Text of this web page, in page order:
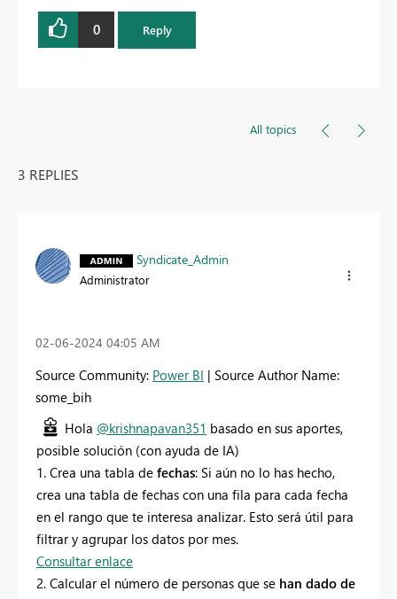
0 Reply
All topics
3 REPLIES
Syndicate_Admin
Administrator
‎02-06-2024 04:05 AM
Source Community: Power BI | Source Author Name:
some_bih
Hola @krishnapavan351 basado en sus aportes,
posible solución (con ayuda de IA)
1. Crea una tabla de fechas: Si aún no lo has hecho,
crea una tabla de fechas con una fila para cada fecha
en el rango que te interesa analizar. Esto será útil para
filtrar y agrupar los datos por mes.
Consultar enlace
2. Calcular el número de personas que se han dado de